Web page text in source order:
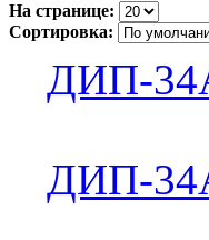
На странице:
Сортировка:
ДИП-
ДИП-